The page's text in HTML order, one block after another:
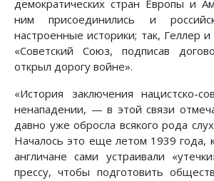
демократических стран Европы и
ним присоединились и
настроенные историки; так, Геллер
«Советский Союз, подписав
открыл дорогу войне».
«История заключения нацистско-
ненападении, — в этой связи
давно уже обросла всякого рода
Началось это еще летом 1939 года,
англичане сами устраивали
прессу, чтобы подготовить